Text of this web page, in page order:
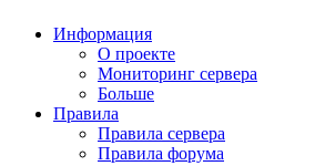
Информация
О проекте
Мониторинг сервера
Больше
Правила
Правила сервера
Правила форума